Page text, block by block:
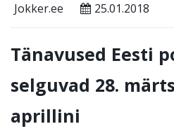
Jokker.ee 25.01.2018
Tänavused Eesti
selguvad 28.
aprillini